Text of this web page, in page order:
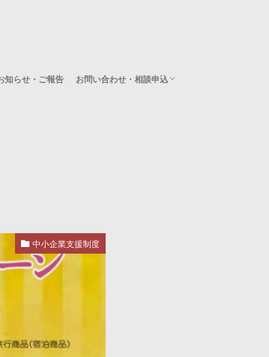
知らせ・ご報告 お問い合わせ・相談申込
中小企業支援制度